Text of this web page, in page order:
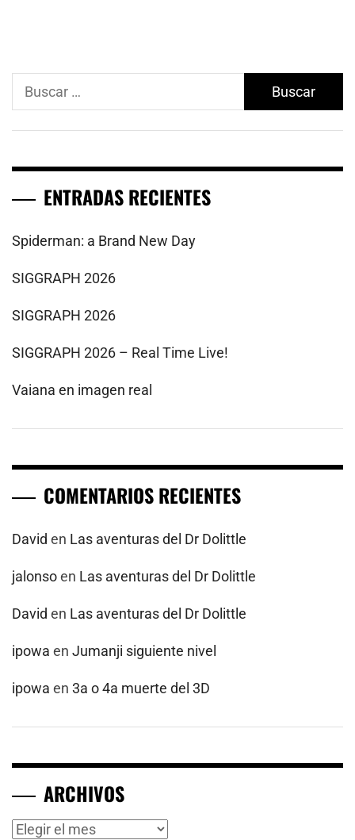
Buscar:
ENTRADAS RECIENTES
Spiderman: a Brand New Day
SIGGRAPH 2026
SIGGRAPH 2026
SIGGRAPH 2026 – Real Time Live!
Vaiana en imagen real
COMENTARIOS RECIENTES
David en Las aventuras del Dr Dolittle
jalonsoen Las aventuras del Dr Dolittle
David en Las aventuras del Dr Dolittle
ipowa en Jumanji siguiente nivel
ipowa en 3a o 4a muerte del 3D
ARCHIVOS
Archivos